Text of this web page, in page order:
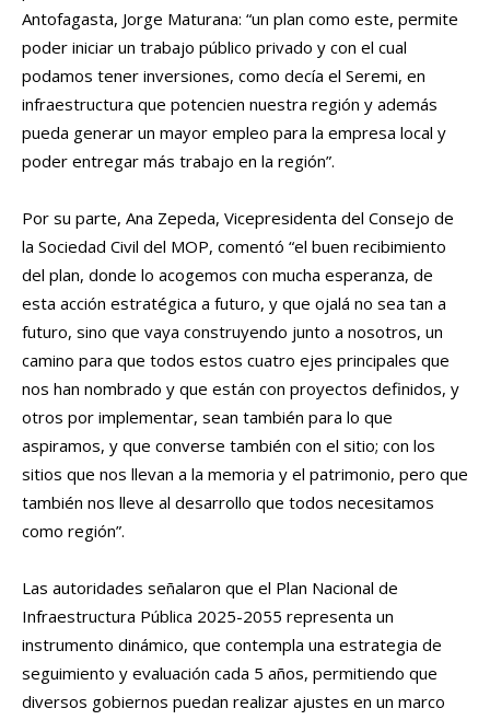
Antofagasta, Jorge Maturana: “un plan como este, permite
poder iniciar un trabajo público privado y con el cual
podamos tener inversiones, como decía el Seremi, en
infraestructura que potencien nuestra región y además
pueda generar un mayor empleo para la empresa local y
poder entregar más trabajo en la región”.
Por su parte, Ana Zepeda, Vicepresidenta del Consejo de
la Sociedad Civil del MOP, comentó “el buen recibimiento
del plan, donde lo acogemos con mucha esperanza, de
esta acción estratégica a futuro, y que ojalá no sea tan a
futuro, sino que vaya construyendo junto a nosotros, un
camino para que todos estos cuatro ejes principales que
nos han nombrado y que están con proyectos definidos, y
otros por implementar, sean también para lo que
aspiramos, y que converse también con el sitio; con los
sitios que nos llevan a la memoria y el patrimonio, pero que
también nos lleve al desarrollo que todos necesitamos
como región”.
Las autoridades señalaron que el Plan Nacional de
Infraestructura Pública 2025-2055 representa un
instrumento dinámico, que contempla una estrategia de
seguimiento y evaluación cada 5 años, permitiendo que
diversos gobiernos puedan realizar ajustes en un marco